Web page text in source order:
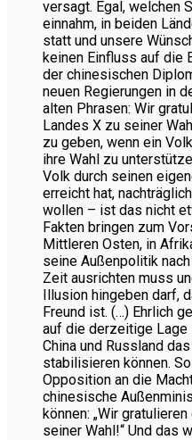
versagt. Egal, welchen
einnahm, in beiden
statt und unsere
keinen Einfluss auf die
der chinesischen
neuen Regierungen in
alten Phrasen: Wir
Landes X zu seiner
zu geben, wenn ein
ihre Wahl zu
Volk durch seinen
erreicht hat,
wollen – ist das nicht
Fakten bringen zum
Mittleren Osten, in
seine Außenpolitik
Zeit ausrichten muss
Illusion hingeben darf,
Freund ist. (…) Ehrlich
auf die derzeitige Lage
China und Russland
stabilisieren können.
Opposition an die
chinesische
können: „Wir
seiner Wahl!“ Und das